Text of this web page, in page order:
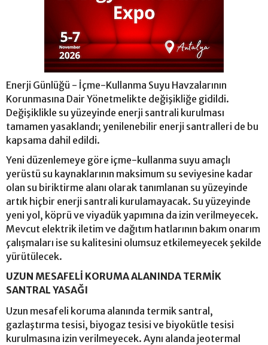
Enerji Günlüğü - İçme-Kullanma Suyu Havzalarının
Korunmasına Dair Yönetmelikte değişikliğe gidildi.
Değişiklikle su yüzeyinde enerji santrali kurulması
tamamen yasaklandı; yenilenebilir enerji santralleri de bu
kapsama dahil edildi.
Yeni düzenlemeye göre içme-kullanma suyu amaçlı
yerüstü su kaynaklarının maksimum su seviyesine kadar
olan su biriktirme alanı olarak tanımlanan su yüzeyinde
artık hiçbir enerji santrali kurulamayacak. Su yüzeyinde
yeni yol, köprü ve viyadük yapımına da izin verilmeyecek.
Mevcut elektrik iletim ve dağıtım hatlarının bakım onarım
çalışmaları ise su kalitesini olumsuz etkilemeyecek şekilde
yürütülecek.
UZUN MESAFELİ KORUMA ALANINDA TERMİK
SANTRAL YASAĞI
Uzun mesafeli koruma alanında termik santral,
gazlaştırma tesisi, biyogaz tesisi ve biyokütle tesisi
kurulmasına izin verilmeyecek. Aynı alanda jeotermal